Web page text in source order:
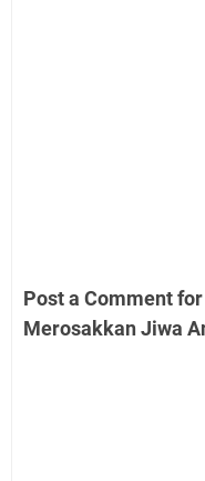
Post a Comment
Merosakkan Jiwa